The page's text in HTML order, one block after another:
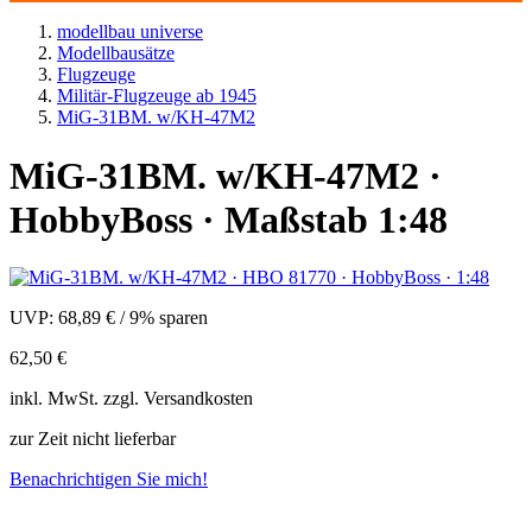
modellbau universe
Modellbausätze
Flugzeuge
Militär-Flugzeuge ab 1945
MiG-31BM. w/KH-47M2
MiG-31BM. w/KH-47M2 ·
HobbyBoss · Maßstab 1:48
UVP: 68,89 € /9% sparen
62,50 €
inkl. MwSt. zzgl. Versandkosten
zur Zeit nicht lieferbar
Benachrichtigen Sie mich!